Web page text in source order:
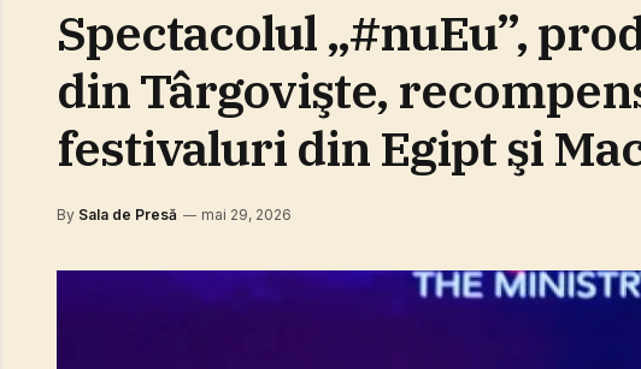
Spectacolul „#nuEu”,
din Târgovişte,
festivaluri din Egipt şi
By Sala de Presă mai 29, 2026